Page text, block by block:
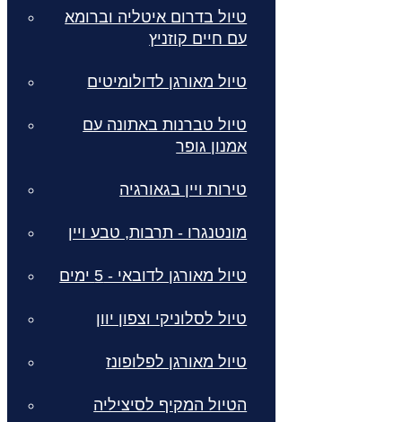
טיול בדרום איטליה וברומא
עם חיים קוזניץ
טיול מאורגן לדולומיטים
טיול טברנות באתונה עם
אמנון גופר
טירות ויין בגאורגיה
מונטנגרו - תרבות, טבע ויין
טיול מאורגן לדובאי - 5 ימים
טיול לסלוניקי וצפון יוון
טיול מאורגן לפלופונז
הטיול המקיף לסיציליה